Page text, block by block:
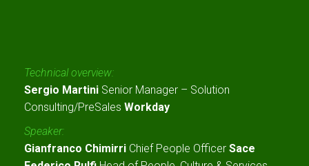
Technical overview:
Sergio Martini Senior Manager – Solution
Consulting/PreSales Workday
Speaker:
Gianfranco Chimirri Chief People Officer Sace